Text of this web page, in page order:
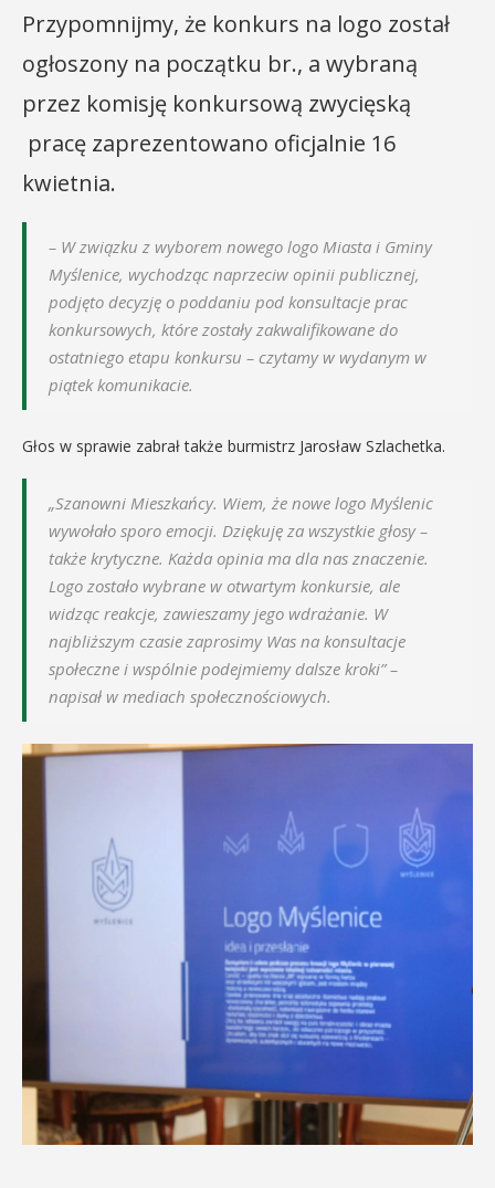
Przypomnijmy, że konkurs na logo został
ogłoszony na początku br., a wybraną
przez komisję konkursową zwycięską
pracę zaprezentowano oficjalnie 16
kwietnia.
– W związku z wyborem nowego logo Miasta i Gminy
Myślenice, wychodząc naprzeciw opinii publicznej,
podjęto decyzję o poddaniu pod konsultacje prac
konkursowych, które zostały zakwalifikowane do
ostatniego etapu konkursu – czytamy w wydanym w
piątek komunikacie.
Głos w sprawie zabrał także burmistrz Jarosław Szlachetka.
„Szanowni Mieszkańcy. Wiem, że nowe logo Myślenic
wywołało sporo emocji. Dziękuję za wszystkie głosy –
także krytyczne. Każda opinia ma dla nas znaczenie.
Logo zostało wybrane w otwartym konkursie, ale
widząc reakcje, zawieszamy jego wdrażanie. W
najbliższym czasie zaprosimy Was na konsultacje
społeczne i wspólnie podejmiemy dalsze kroki” –
napisał w mediach społecznościowych.